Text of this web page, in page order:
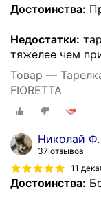
Достоинства:
Недостатки:
тяжелее чем
Товар —
FIORETTA
Николай Ф.
37 отзывов
11
Достоинства: